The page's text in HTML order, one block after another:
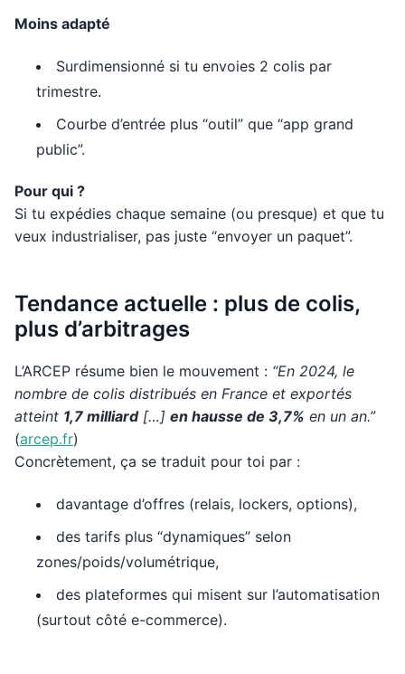
Moins adapté
Surdimensionné si tu envoies 2 colis par
trimestre.
Courbe d’entrée plus “outil” que “app grand
public”.
Pour qui ?
Si tu expédies chaque semaine (ou presque) et que tu
veux industrialiser, pas juste “envoyer un paquet”.
Tendance actuelle : plus de colis,
plus d’arbitrages
L’ARCEP résume bien le mouvement : “En 2024, le
nombre de colis distribués en France et exportés
atteint 1,7 milliard[…] en hausse de 3,7% en un an.”
(arcep.fr)
Concrètement, ça se traduit pour toi par :
davantage d’offres (relais, lockers, options),
des tarifs plus “dynamiques” selon
zones/poids/volumétrique,
des plateformes qui misent sur l’automatisation
(surtout côté e-commerce).